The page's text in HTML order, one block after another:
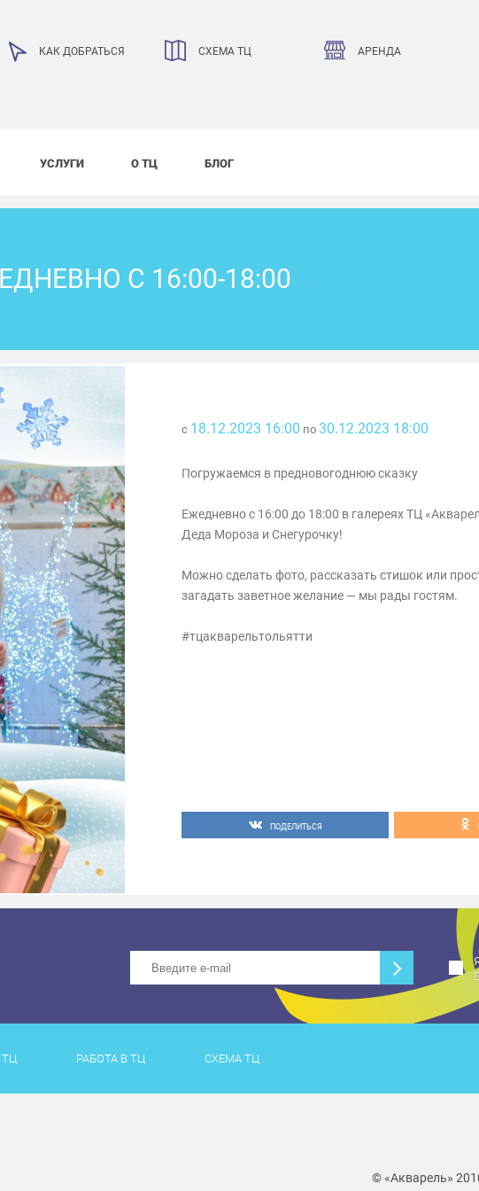
КАК ДОБРАТЬСЯ СХЕМА ТЦ АРЕНДА
УСЛУГИ О ТЦ БЛОГ
С 16:00-18:00
с 18.12.2023 16:00 по 30.12.2023 18:00
Погружаемся в предновогоднюю сказку
Ежедневно с 16:00 до 18:00 в галереях ТЦ
Деда Мороза и Снегурочку!
Можно сделать фото, рассказать стишок или
загадать заветное желание — мы рады гостям.
#тцакварельтольятти
ПОДЕЛИТЬСЯ
РАБОТА В ТЦ СХЕМА ТЦ
© «Акварель»